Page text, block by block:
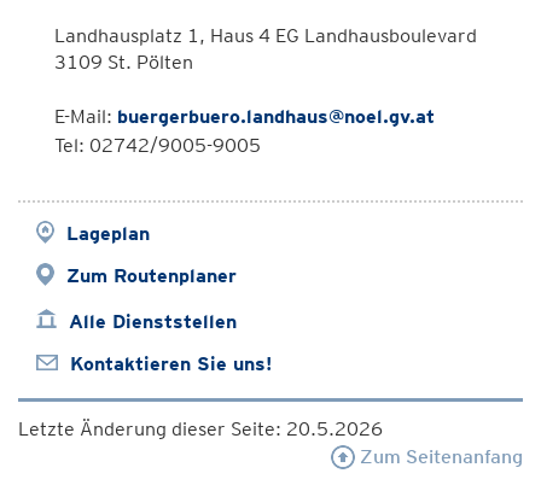
Landhausplatz 1, Haus 4 EG Landhausboulevard
3109 St. Pölten
E-Mail: buergerbuero.landhaus@noel.gv.at
Tel: 02742/9005-9005
Lageplan
Zum Routenplaner
Alle Dienststellen
Kontaktieren Sie uns!
Letzte Änderung dieser Seite: 20.5.2026
Zum Seitenanfang